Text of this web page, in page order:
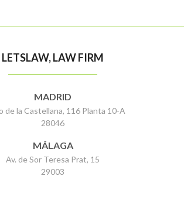
LETSLAW, LAW FIRM
MADRID
de la Castellana, 116 Planta 10-A
28046
MÁLAGA
Av. de Sor Teresa Prat, 15
29003